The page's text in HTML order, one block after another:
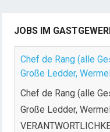
JOBS IM
Chef de Rang (alle
Große Ledder,
Chef de Rang (alle
Große Ledder,